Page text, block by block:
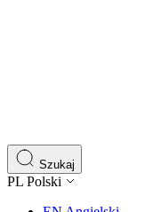
Szukaj
PL Polski